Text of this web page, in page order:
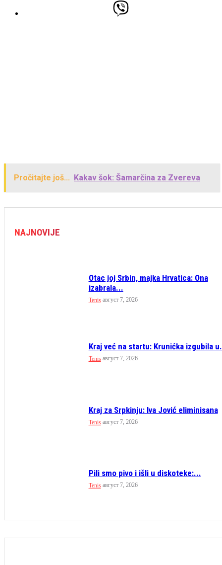
Pročitajte još... Kakav šok: Šamarčina za Zvereva
NAJNOVIJE
Otac joj Srbin, majka Hrvatica: Ona
izabrala...
Tenis август 7, 2026
Kraj već na startu: Krunićka izgubila
Tenis август 7, 2026
Kraj za Srpkinju: Iva Jović eliminisana
Tenis август 7, 2026
Pili smo pivo i išli u diskoteke:...
Tenis август 7, 2026